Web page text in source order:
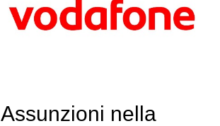
Assunzioni nella